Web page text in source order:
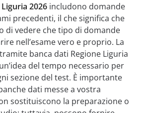
2026 includono domande
precedenti, il che significa che
di vedere che tipo di domande
nell’esame vero e proprio. La
banca dati Regione Liguria
del tempo necessario per
sezione del test. È importante
dati messe a vostra
sostituiscono la preparazione o